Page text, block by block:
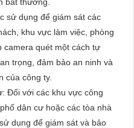
sử dụng để giám sát các
khu vực làm việc, phòng
camera quét một cách tự
trọng, đảm bảo an ninh và
của công ty.
Đối với các khu vực công
dân cư hoặc các tòa nhà
dụng để giám sát và bảo